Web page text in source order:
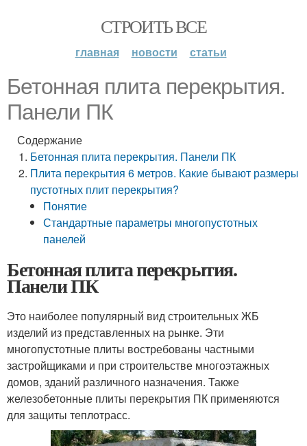
СТРОИТЬ ВСЕ
главная новости статьи
Бетонная плита перекрытия.
Панели ПК
Содержание
Бетонная плита перекрытия. Панели ПК
Плита перекрытия 6 метров. Какие бывают размеры
пустотных плит перекрытия?
Понятие
Стандартные параметры многопустотных
панелей
Бетонная плита перекрытия.
Панели ПК
Это наиболее популярный вид строительных ЖБ
изделий из представленных на рынке. Эти
многопустотные плиты востребованы частными
застройщиками и при строительстве многоэтажных
домов, зданий различного назначения. Также
железобетонные плиты перекрытия ПК применяются
для защиты теплотрасс.